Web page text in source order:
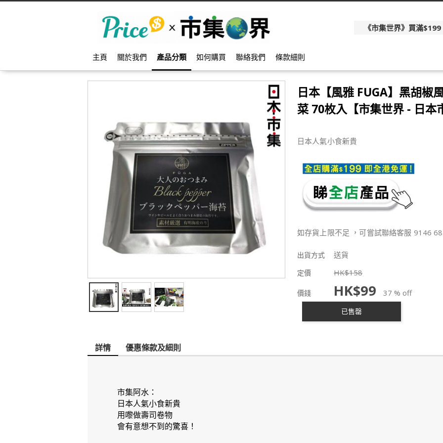
《市集世界》買滿
主頁 關於我們 產品分類 如何購買 聯絡我們 條款細則
日本【風雅 FUGA】黑胡椒
菜 70枚入【市集世界 - 日本
日本人氣小食新貴
如存貨上限不足 ，可嘗試聯絡客服 9146
出貨方式 送貨
定價 HK$158
價錢 HK$99 37 % off
已售罄
詳情 優惠條款及細則
市集阿水：
日本人氣小食新貴
用嚟做壽司卷物
會有意想不到的驚喜！